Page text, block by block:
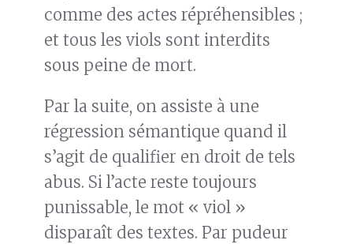
comme des actes répréhensibles ;
et tous les viols sont interdits
sous peine de mort.
Par la suite, on assiste à une
régression sémantique quand il
s’agit de qualifier en droit de tels
abus. Si l’acte reste toujours
punissable, le mot « viol »
disparaît des textes. Par pudeur